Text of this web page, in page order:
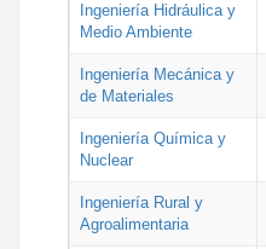
Ingeniería Hidráulica y
Medio Ambiente
Ingeniería Mecánica y
de Materiales
Ingeniería Química y
Nuclear
Ingeniería Rural y
Agroalimentaria